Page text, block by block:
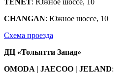
TENET: Южное шоссе, 10
CHANGAN: Южное шоссе, 10
Схема проезда
ДЦ «Тольятти Запад»
OMODA | JAECOO | JELAND: